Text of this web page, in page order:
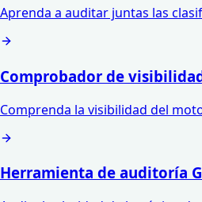
Aprenda a auditar juntas las
Comprobador de
Comprenda la visibilidad del
Herramienta de auditoría